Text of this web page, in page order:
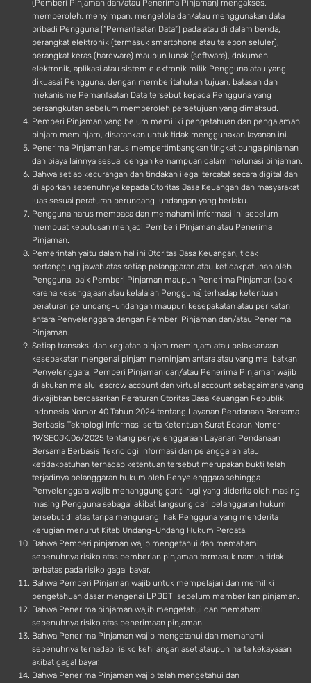
(Pemberi Pinjaman dan/atau Penerima Pinjaman) mengakses,
memperoleh, menyimpan, mengelola dan/atau menggunakan data
pribadi Pengguna (“Pemanfaatan Data”) pada atau di dalam benda,
perangkat elektronik (termasuk smartphone atau telepon seluler),
perangkat keras (hardware) maupun lunak (software), dokumen
elektronik, aplikasi atau sistem elektronik milik Pengguna atau yang
dikuasai Pengguna, dengan memberitahukan tujuan, batasan dan
mekanisme Pemanfaatan Data tersebut kepada Pengguna yang
bersangkutan sebelum memperoleh persetujuan yang dimaksud.
Pemberi Pinjaman yang belum memiliki pengetahuan dan pengalaman
pinjam meminjam, disarankan untuk tidak menggunakan layanan ini.
Penerima Pinjaman harus mempertimbangkan tingkat bunga pinjaman
dan biaya lainnya sesuai dengan kemampuan dalam melunasi pinjaman.
Bahwa setiap kecurangan dan tindakan ilegal tercatat secara digital dan
dilaporkan sepenuhnya kepada Otoritas Jasa Keuangan dan masyarakat
luas sesuai peraturan perundang-undangan yang berlaku.
Pengguna harus membaca dan memahami informasi ini sebelum
membuat keputusan menjadi Pemberi Pinjaman atau Penerima
Pinjaman.
Pemerintah yaitu dalam hal ini Otoritas Jasa Keuangan, tidak
bertanggung jawab atas setiap pelanggaran atau ketidakpatuhan oleh
Pengguna, baik Pemberi Pinjaman maupun Penerima Pinjaman (baik
karena kesengajaan atau kelalaian Pengguna) terhadap ketentuan
peraturan perundang-undangan maupun kesepakatan atau perikatan
antara Penyelenggara dengan Pemberi Pinjaman dan/atau Penerima
Pinjaman.
Setiap transaksi dan kegiatan pinjam meminjam atau pelaksanaan
kesepakatan mengenai pinjam meminjam antara atau yang melibatkan
Penyelenggara, Pemberi Pinjaman dan/atau Penerima Pinjaman wajib
dilakukan melalui escrow account dan virtual account sebagaimana yang
diwajibkan berdasarkan Peraturan Otoritas Jasa Keuangan Republik
Indonesia Nomor 40 Tahun 2024 tentang Layanan Pendanaan Bersama
Berbasis Teknologi Informasi serta Ketentuan Surat Edaran Nomor
19/SEOJK.06/2025 tentang penyelenggaraan Layanan Pendanaan
Bersama Berbasis Teknologi Informasi dan pelanggaran atau
ketidakpatuhan terhadap ketentuan tersebut merupakan bukti telah
terjadinya pelanggaran hukum oleh Penyelenggara sehingga
Penyelenggara wajib menanggung ganti rugi yang diderita oleh masing-
masing Pengguna sebagai akibat langsung dari pelanggaran hukum
tersebut di atas tanpa mengurangi hak Pengguna yang menderita
kerugian menurut Kitab Undang-Undang Hukum Perdata.
Bahwa Pemberi pinjaman wajib mengetahui dan memahami
sepenuhnya risiko atas pemberian pinjaman termasuk namun tidak
terbatas pada risiko gagal bayar.
Bahwa Pemberi Pinjaman wajib untuk mempelajari dan memiliki
pengetahuan dasar mengenai LPBBTI sebelum memberikan pinjaman.
Bahwa Penerima pinjaman wajib mengetahui dan memahami
sepenuhnya risiko atas penerimaan pinjaman.
Bahwa Penerima Pinjaman wajib mengetahui dan memahami
sepenuhnya terhadap risiko kehilangan aset ataupun harta kekayaaan
akibat gagal bayar.
Bahwa Penerima Pinjaman wajib telah mengetahui dan